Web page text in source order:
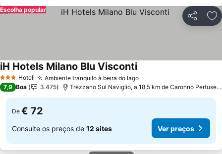
Partilhar
Escolha popular
3 EstrelasHotel Ambiente tranquilo à beira do lagoVer preços
iH Hotels Milano Blu ViscontiVer preços
7,9 Boa 3.475 Trezzano Sul Naviglio, a 18.5 km de Caronno
De € 72
Consulte os preços de 12 sites Ver preços